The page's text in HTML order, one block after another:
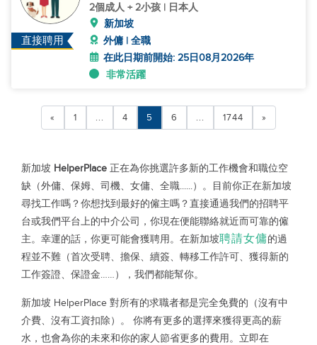
直接聘用
2個成人 + 2小孩 | 日本人
新加坡
外傭 | 全職
在此日期前開始: 25日08月2026年
非常活躍
« 1 ... 4 5 6 ... 1744 »
新加坡 HelperPlace 正在為你挑選許多新的工作機會和職位空
缺（外傭、保姆、司機、女傭、全職......）。目前你正在新加坡
尋找工作嗎？你想找到最好的僱主嗎？直接通過我們的招聘平
台或我們平台上的中介公司，你現在便能聯絡就近而可靠的僱
主。幸運的話，你更可能會獲聘用。在新加坡聘請女傭的過
程並不難（首次受聘、擔保、續簽、轉移工作許可、獲得新的
工作簽證、保證金……），我們都能幫你。
新加坡 HelperPlace 對所有的求職者都是完全免費的（沒有中
介費、沒有工資扣除）。 你將有更多的選擇來獲得更高的薪
水，也會為你的未來和你的家人節省更多的費用。立即在